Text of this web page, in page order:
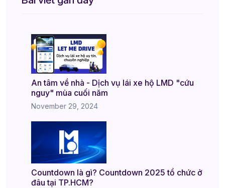
An tâm về nhà - Dịch vụ lái xe hộ LMD "cứu
nguy" mùa cuối năm
November 29, 2024
Countdown là gì? Countdown 2025 tổ chức ở
đâu tại TP.HCM?